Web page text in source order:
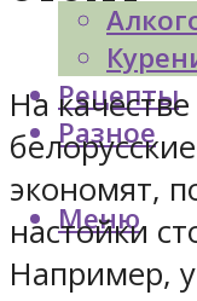
Рецепты
Разное
Меню
На
экономят,
настойки
Например,